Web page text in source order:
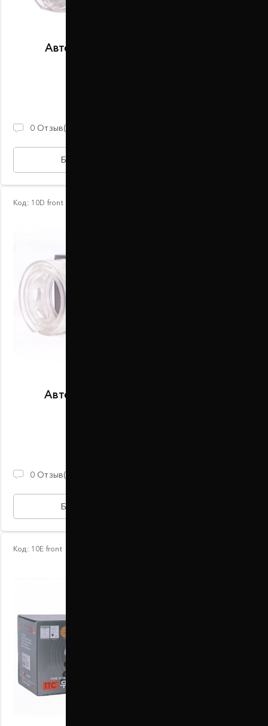
Автобаферы размер A передние
0 Отзыв(ов)
БЫСТРАЯ ПОКУПКА
Код: 10D front
Автобаферы размер D передние
0 Отзыв(ов)
БЫСТРАЯ ПОКУПКА
Код: 10Е front